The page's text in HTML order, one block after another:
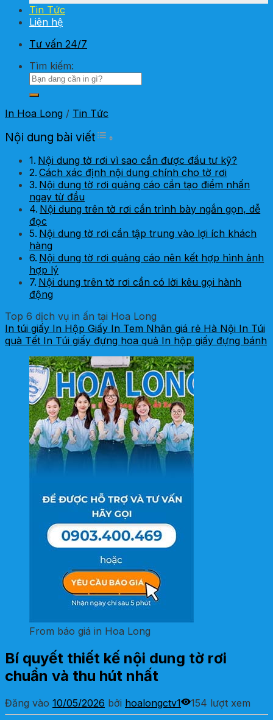
Tin Tức
Liên hệ
Tư vấn 24/7
Tìm kiếm:
In Hoa Long / Tin Tức
Nội dung bài viết Toggle Table of Content
Nội dung tờ rơi vì sao cần được đầu tư kỹ?
Cách xác định nội dung chính cho tờ rơi
Nội dung tờ rơi quảng cáo cần tạo điểm nhấn
ngay từ đầu
Nội dung trên tờ rơi cần trình bày ngắn gọn, dễ
đọc
Nội dung tờ rơi cần tập trung vào lợi ích khách
hàng
Nội dung tờ rơi quảng cáo nên kết hợp hình ảnh
hợp lý
Nội dung trên tờ rơi cần có lời kêu gọi hành
động
Top 6 dịch vụ in ấn tại Hoa Long
In túi giấy In Hộp Giấy In Tem Nhãn giá rẻ Hà Nội In Túi
quà Tết In Túi giấy đựng hoa quả In hộp giấy đựng bánh
From báo giá in Hoa Long
Bí quyết thiết kế nội dung tờ rơi
chuẩn và thu hút nhất
Đăng vào 10/05/2026 bởi hoalongctv1 154 lượt xem